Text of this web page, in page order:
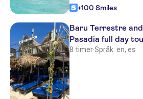
+100 Smiles
Baru Terrestre
Pasadia full day
8 timer·Språk: en, es